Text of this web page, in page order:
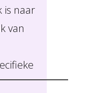
is naar
van